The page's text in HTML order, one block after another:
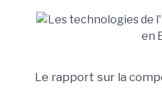
Le rapport sur la